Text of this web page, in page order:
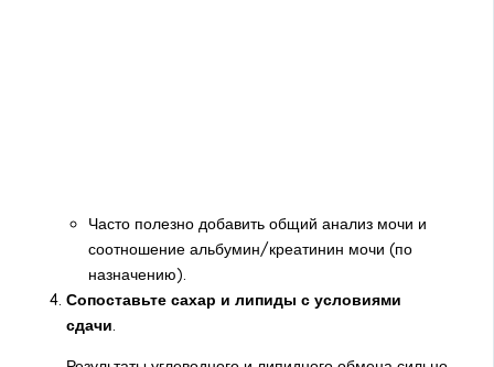
Часто полезно добавить общий анализ мочи и
соотношение альбумин/креатинин мочи (по
назначению).
Сопоставьте сахар и липиды с условиями
сдачи.